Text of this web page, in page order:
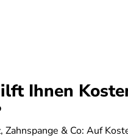
Ihnen
Zahnspange & Co: Auf